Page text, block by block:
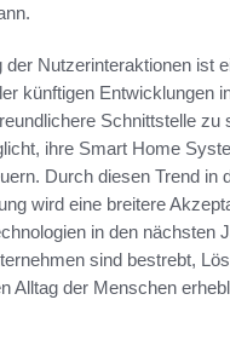
der Nutzerinteraktionen ist
künftigen Entwicklungen
Schnittstelle zu
ihre Smart Home
Durch diesen Trend in
wird eine breitere
in den nächsten
sind bestrebt,
Alltag der Menschen